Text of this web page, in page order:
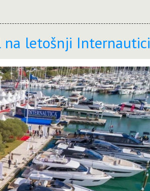
na letošnji Internautici